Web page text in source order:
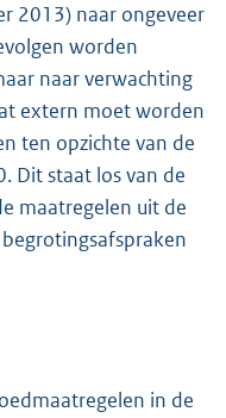
2013) naar ongeveer
worden
naar verwachting
extern moet worden
ten opzichte van de
Dit staat los van de
maatregelen uit de
in de